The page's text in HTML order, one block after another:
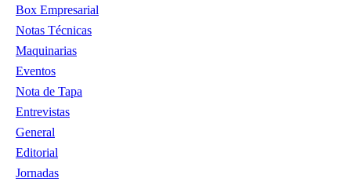
Box Empresarial
Notas Técnicas
Maquinarias
Eventos
Nota de Tapa
Entrevistas
General
Editorial
Jornadas